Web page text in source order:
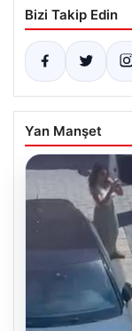
Bizi Takip Edin
Yan Manşet